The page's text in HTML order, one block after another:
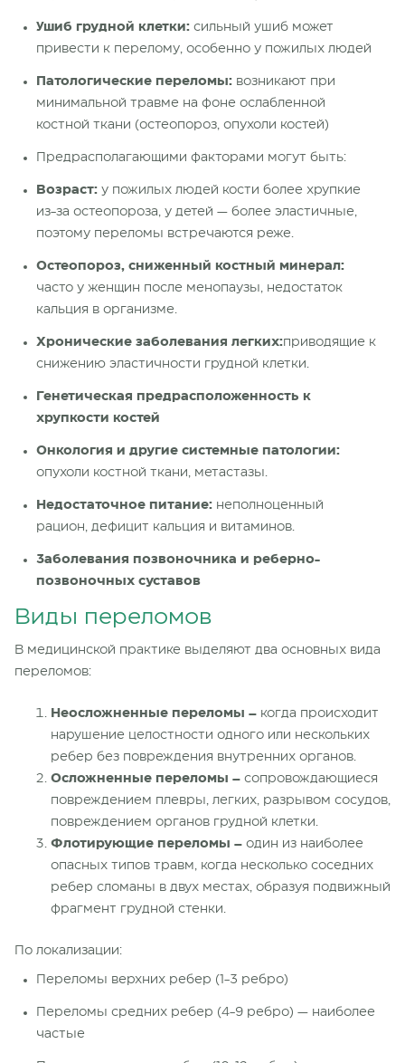
Ушиб грудной клетки: сильный ушиб может
привести к перелому, особенно у пожилых людей
Патологические переломы: возникают при
минимальной травме на фоне ослабленной
костной ткани (остеопороз, опухоли костей)
Предрасполагающими факторами могут быть:
Возраст: у пожилых людей кости более хрупкие
из-за остеопороза, у детей — более эластичные,
поэтому переломы встречаются реже.
Остеопороз, сниженный костный минерал:
часто у женщин после менопаузы, недостаток
кальция в организме.
Хронические заболевания легких:приводящие к
снижению эластичности грудной клетки.
Генетическая предрасположенность к
хрупкости костей
Онкология и другие системные патологии:
опухоли костной ткани, метастазы.
Недостаточное питание: неполноценный
рацион, дефицит кальция и витаминов.
Заболевания позвоночника и реберно-
позвоночных суставов
Виды переломов
В медицинской практике выделяют два основных вида
переломов:
Неосложненные переломы – когда происходит
нарушение целостности одного или нескольких
ребер без повреждения внутренних органов.
Осложненные переломы – сопровождающиеся
повреждением плевры, легких, разрывом сосудов,
повреждением органов грудной клетки.
Флотирующие переломы – один из наиболее
опасных типов травм, когда несколько соседних
ребер сломаны в двух местах, образуя подвижный
фрагмент грудной стенки.
По локализации:
Переломы верхних ребер (1-3 ребро)
Переломы средних ребер (4-9 ребро) — наиболее
частые